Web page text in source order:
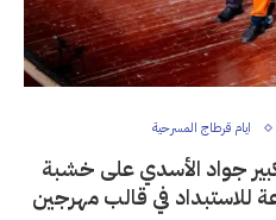
ايام قرطاج المسرحية
جواد الأسدي على خشبة
للاستبداد في قالب مهرجين